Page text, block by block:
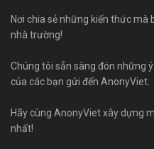
Nơi chia sẻ những kiến thức
nhà trường!
Chúng tôi sẵn sàng đón những
của các bạn gửi đến AnonyViet.
Hãy cùng AnonyViet xây dựng
nhất!